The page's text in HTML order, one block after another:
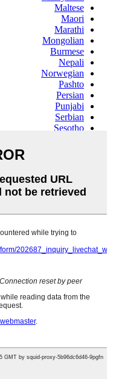
Maltese
Maori
Marathi
Mongolian
Burmese
Nepali
Norwegian
Pashto
Persian
Punjabi
Serbian
Sesotho
Samoan
Scots Gaelic
Sindhi
Swahili
Tajik
Thai
Ukrainian
Urdu
Xhosa
Yiddish